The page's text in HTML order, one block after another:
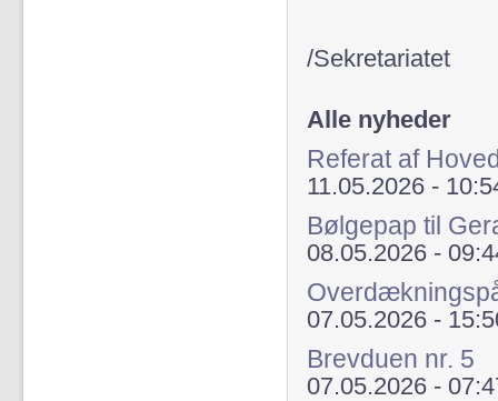
/Sekretariatet
Alle nyheder
Referat af
11.05.2026 -
Bølgepap til
08.05.2026 -
07.05.2026 -
Brevduen nr. 5
07.05.2026 -